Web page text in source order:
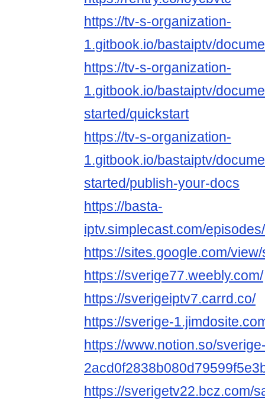
https://tv-s-organization-
1.gitbook.io/bastaiptv/
https://tv-s-organization-
1.gitbook.io/bastaiptv/
started/quickstart
https://tv-s-organization-
1.gitbook.io/bastaiptv/
started/publish-your-docs
https://basta-
iptv.simplecast.com/
https://sites.google.com/
https://sverige77.weebly.com/
https://sverigeiptv7.carrd.co/
https://sverige-
https://www.notion.so/
https://sverigetv22.bcz.com/